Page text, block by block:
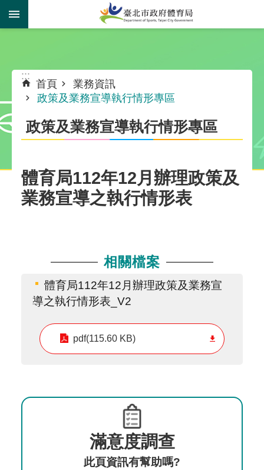
跳到主要內容區塊
:::
首頁
業務資訊
政策及業務宣導執行情形專區
政策及業務宣導執行情形專區
體育局112年12月辦理政策及
業務宣導之執行情形表
相關檔案
體育局112年12月辦理政策及業務宣
導之執行情形表_V2
pdf(115.60 KB)
滿意度調查
此頁資訊有幫助嗎?